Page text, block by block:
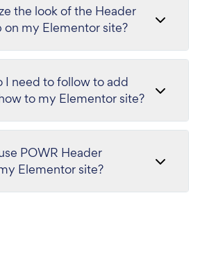
the look of the Header
on my Elementor site?
I need to follow to add
to my Elementor site?
POWR Header
Elementor site?